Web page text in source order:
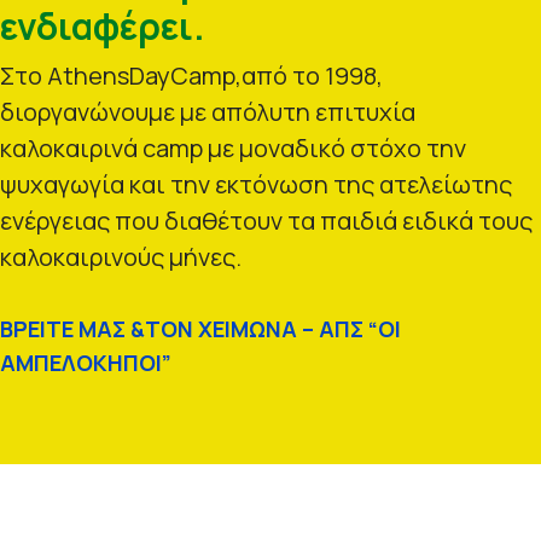
ενδιαφέρει.
Στο AthensDayCamp,από το 1998,
διοργανώνουμε με απόλυτη επιτυχία
καλοκαιρινά camp με μοναδικό στόχο την
ψυχαγωγία και την εκτόνωση της ατελείωτης
ενέργειας που διαθέτουν τα παιδιά ειδικά τους
καλοκαιρινούς μήνες.
ΒΡΕΙΤΕ ΜΑΣ &ΤΟΝ ΧΕΙΜΩΝΑ – ΑΠΣ “ΟΙ
ΑΜΠΕΛΟΚΗΠΟΙ”